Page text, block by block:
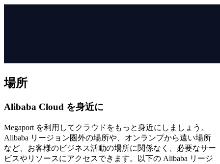
場所
Alibaba Cloud を身近に
Megaport を利用してクラウドをもっと身近にしましょう。
Alibaba リージョン圏外の場所や、オンランプから遠い場所
など、お客様のビジネス活動の場所に関係なく、必要なサー
ビスやリソースにアクセスできます。以下の Alibaba リージ